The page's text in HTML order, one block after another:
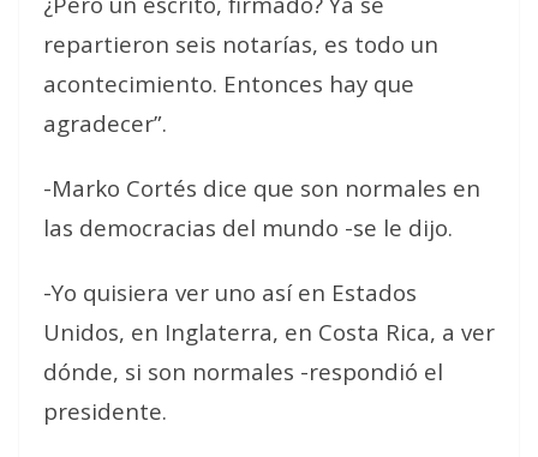
repartieron seis notarías, es todo un
acontecimiento. Entonces hay que
agradecer”.
-Marko Cortés dice que son normales en
las democracias del mundo -se le dijo.
-Yo quisiera ver uno así en Estados
Unidos, en Inglaterra, en Costa Rica, a ver
dónde, si son normales -respondió el
presidente.